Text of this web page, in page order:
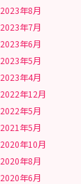
2023年8月
2023年7月
2023年6月
2023年5月
2023年4月
2022年12月
2022年5月
2021年5月
2020年10月
2020年8月
2020年6月